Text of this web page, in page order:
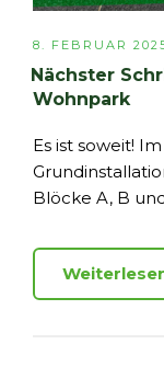
8. FEBRUAR
Nächster
Wohnpark
Es ist soweit!
Blöcke A, B